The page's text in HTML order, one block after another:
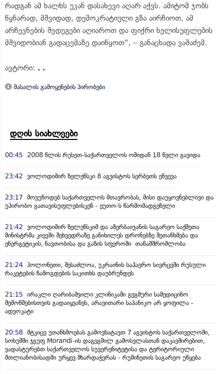
რადგან ამ ხალხს უკან დასახევი აღარ აქვს. ამიტომ ჯობს
წყნარად, მშვიდად, დემოკრატიული გზა აირჩიოთ, ამ
არჩევნების შედეგები აღიაროთ და ფიქრი ხელისუფლების
მშვიდობიან გადაცემაზე დაიწყოთ“, – განაცხადა ვაშაძემ.
ავტორი: . .
მასალის გამოყენების პირობები
დღის სიახლეები
00:45 2008 წლის რუსეთ-საქართველოს ომიდან 18 წელი გავიდა
23:42 ვოლოდიმირ ზელენსკი 8 აგვისტოს სერბეთს ეწვევა
23:17 მოვუწოდებ საქართველოს მთავრობას, მისი დაუყოვნებლივი და
უპირობო გათავისუფლებისკენ - ეუთო-ს წარმომადგენელი
21:42
ვოლოდიმირ ზელენსკიმ და აზერბაიჯანის საგარეო საქმეთა
მინისტრმა კიევში შეხვედრაზე განიხილეს დრონებზე შეთანხმება და
ენერგეტიკის, ნავთობისა და გაზის სფეროში თანამშრომლობა
21:24 პოლონეთი, შესაძლოა, უკრაინის საჰაერო სივრცეში რუსული
რაკეტების ჩამოგდების საკითხს დაუბრუნდეს
21:15 ირაკლი ღარიბაშვილი კლინიკაში გეგმური სამედიცინო
შემოწმებისთვის გადაიყვანეს, არავითარი საპანიკო არ ყოფილა -
ადვოკატი
20:58 მტკიცე უთანხმოებას გამოვხატავთ 7 აგვისტოს საქართველოში,
სოხუმში ჯგუფ Morandi-ის დაგეგმილ გამოსვლასთან დაკავშირებით,
ვადასტურებთ საქართველოს სუვერენიტეტისა და ტერიტორიული
მთლიანობისადმი ურყევ მხარდაჭერას - რუმინეთის საგარეო უწყება